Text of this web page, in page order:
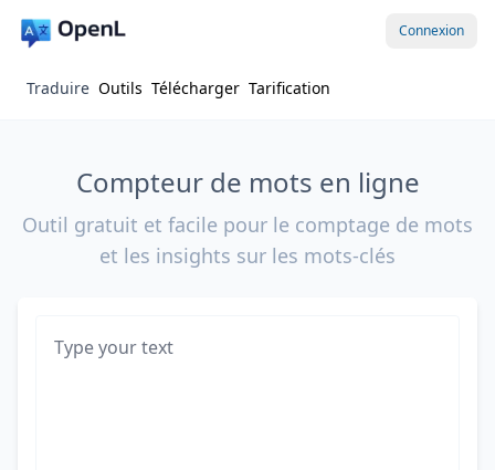
Connexion
Traduire Outils Télécharger Tarification
Compteur de mots en ligne
Outil gratuit et facile pour le comptage de mots
et les insights sur les mots-clés